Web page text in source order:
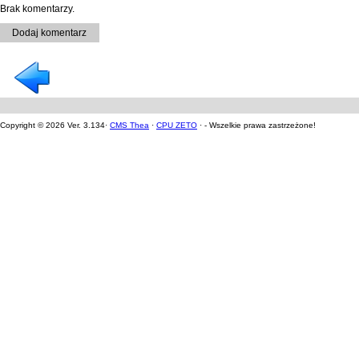
Brak komentarzy.
Dodaj komentarz
Copyright © 2026 Ver. 3.134· CMS Thea · CPU ZETO · - Wszelkie prawa zastrzeżone!